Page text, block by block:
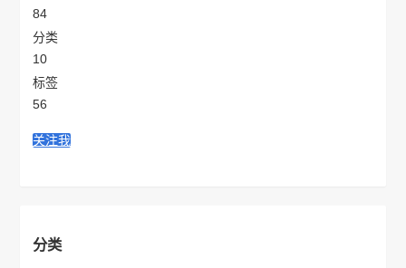
84
分类
10
标签
56
关注我
分类